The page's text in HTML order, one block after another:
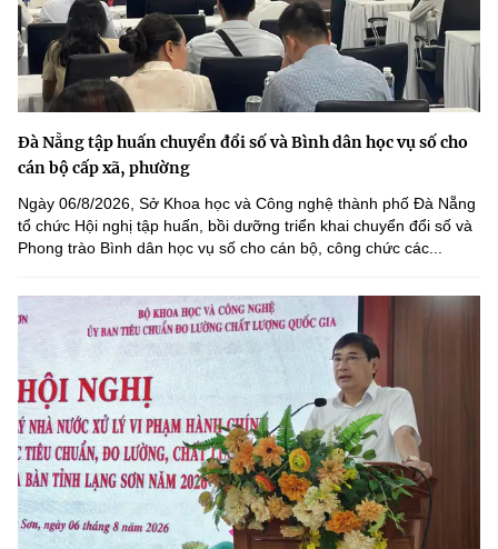
Đà Nẵng tập huấn chuyển đổi số và Bình dân học vụ số cho
cán bộ cấp xã, phường
Ngày 06/8/2026, Sở Khoa học và Công nghệ thành phố Đà Nẵng
tổ chức Hội nghị tập huấn, bồi dưỡng triển khai chuyển đổi số và
Phong trào Bình dân học vụ số cho cán bộ, công chức các...